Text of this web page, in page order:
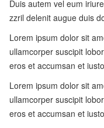
Duis autem vel eum
zzril delenit augue duis
Lorem ipsum dolor sit
ullamcorper suscipit
eros et accumsan et
Lorem ipsum dolor sit
ullamcorper suscipit
eros et accumsan et